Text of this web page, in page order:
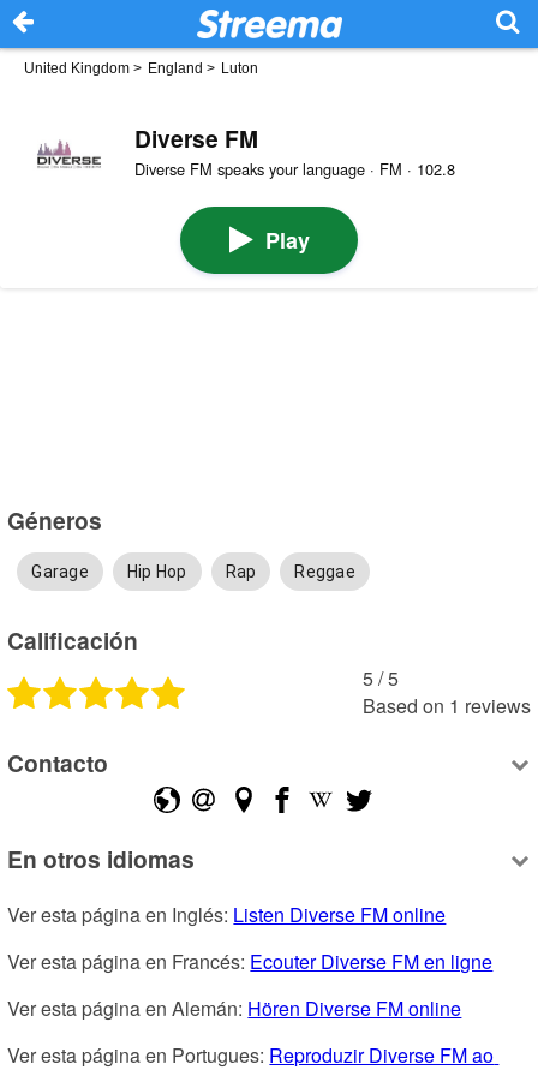
United Kingdom > England > Luton
Diverse FM
Diverse FM speaks your language · FM · 102.8
Play
Géneros
Garage Hip Hop Rap Reggae
Calificación
5 /5
Based on 1 reviews
Contacto
En otros idiomas
Ver esta página en Inglés: Listen Diverse FM online
Ver esta página en Francés: Ecouter Diverse FM en ligne
Ver esta página en Alemán: Hören Diverse FM online
Ver esta página en Portugues: Reproduzir Diverse FM ao